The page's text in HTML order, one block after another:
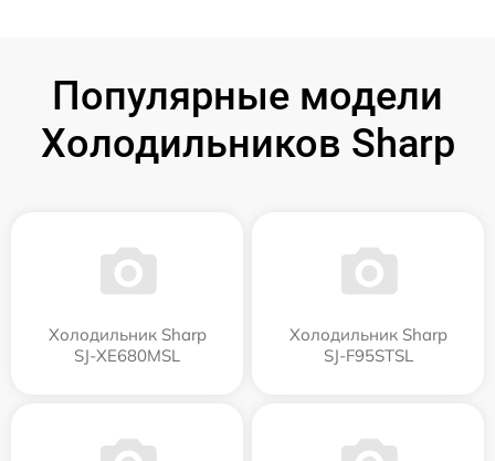
Популярные модели
Холодильников Sharp
Холодильник Sharp
SJ-XE680MSL
Холодильник Sharp
SJ-F95STSL